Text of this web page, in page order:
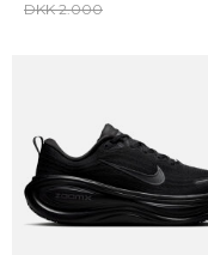
W AERO BLAZE 3 GRVL
DKK 1.399